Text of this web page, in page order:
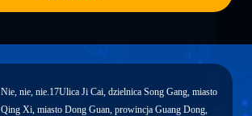
Nie, nie, nie.17Ulica Ji Cai, dzielnica Song Gang, miasto
Qing Xi, miasto Dong Guan, prowincja Guang Dong,